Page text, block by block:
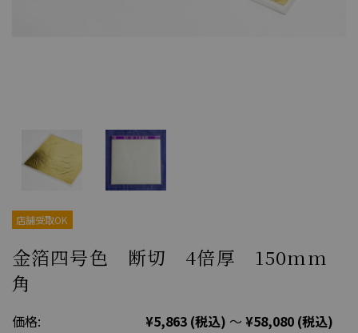
店舗受取OK
金箔四号色 断切 4倍厚 150mm
角
価格: ¥5,863 (税込) ～ ¥58,080 (税込)